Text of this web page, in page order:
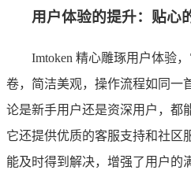
用户体验的提升：贴心
Imtoken 精心雕琢用户体验
卷，简洁美观，操作流程如同一
论是新手用户还是资深用户，都
它还提供优质的客服支持和社区
能及时得到解决，增强了用户的